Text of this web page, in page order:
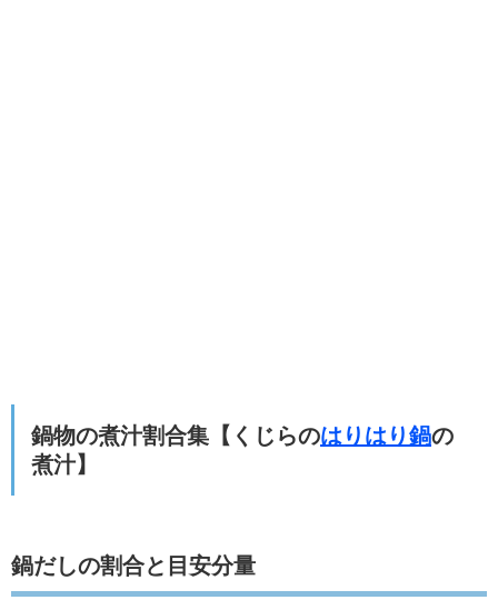
鍋物の煮汁割合集【くじらのはりはり鍋の
煮汁】
鍋だしの割合と目安分量